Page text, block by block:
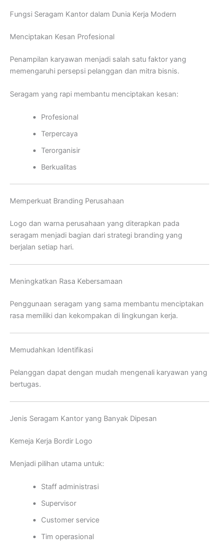
Fungsi Seragam Kantor dalam Dunia Kerja Modern
Menciptakan Kesan Profesional
Penampilan karyawan menjadi salah satu faktor yang
memengaruhi persepsi pelanggan dan mitra bisnis.
Seragam yang rapi membantu menciptakan kesan:
Profesional
Terpercaya
Terorganisir
Berkualitas
Memperkuat Branding Perusahaan
Logo dan warna perusahaan yang diterapkan pada
seragam menjadi bagian dari strategi branding yang
berjalan setiap hari.
Meningkatkan Rasa Kebersamaan
Penggunaan seragam yang sama membantu menciptakan
rasa memiliki dan kekompakan di lingkungan kerja.
Memudahkan Identifikasi
Pelanggan dapat dengan mudah mengenali karyawan yang
bertugas.
Jenis Seragam Kantor yang Banyak Dipesan
Kemeja Kerja Bordir Logo
Menjadi pilihan utama untuk:
Staff administrasi
Supervisor
Customer service
Tim operasional